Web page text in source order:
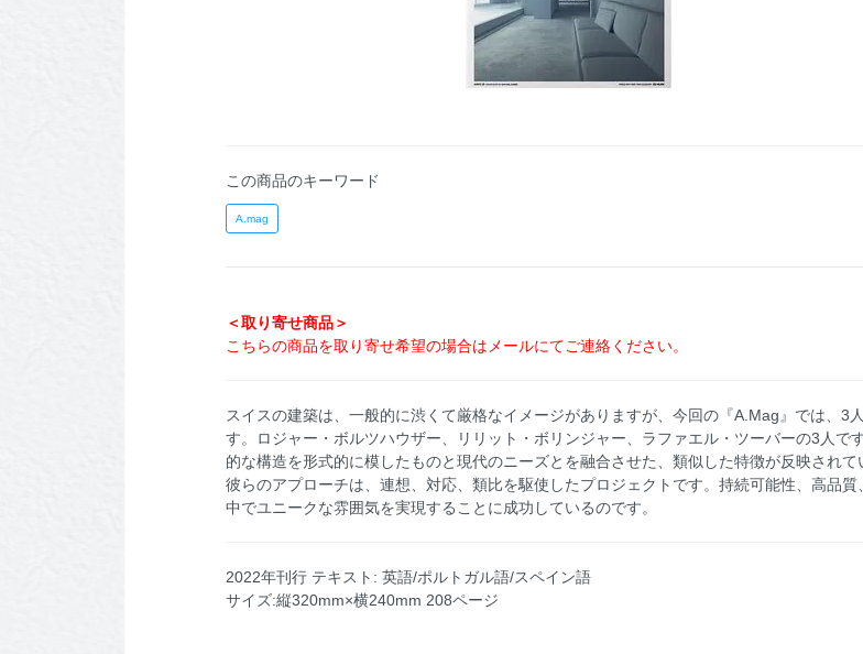
この商品のキーワード
A.mag
＜取り寄せ商品＞
こちらの商品を取り寄せ希望の場合はメールにてご連絡ください。
スイスの建築は、一般的に渋くて厳格なイメージがありますが、今回の『A.Mag』では、3
す。ロジャー・ボルツハウザー、リリット・ボリンジャー、ラファエル・ツーバーの3人
的な構造を形式的に模したものと現代のニーズとを融合させた、類似した特徴が反映され
彼らのアプローチは、連想、対応、類比を駆使したプロジェクトです。持続可能性、高品
中でユニークな雰囲気を実現することに成功しているのです。
2022年刊行 テキスト: 英語/ポルトガル語/スペイン語
サイズ:縦320mm×横240mm 208ページ